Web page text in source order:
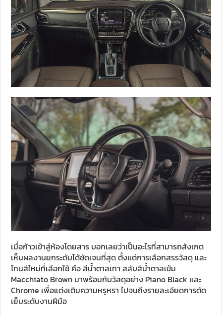
เมื่อก้าวเข้าสู่ห้องโดยสาร บอกเลยว่าเป็นอะไรที่สามารถสังเกต
เห็นผลงานยกระดับได้ชัดเจนที่สุด ตั้งแต่การเลือกสรรวัสดุ และ
โทนสีใหม่ที่เลือกใช้ คือ สีน้ำตาลเทา สลับสีน้ำตาลเข้ม
Macchiato Brown มาพร้อมกับวัสดุอย่าง Piano Black และ
Chrome เพื่อแต่งเติมความหรูหรา ไปจนถึงรายละเอียดการตัด
เย็บระดับงานฝีมือ